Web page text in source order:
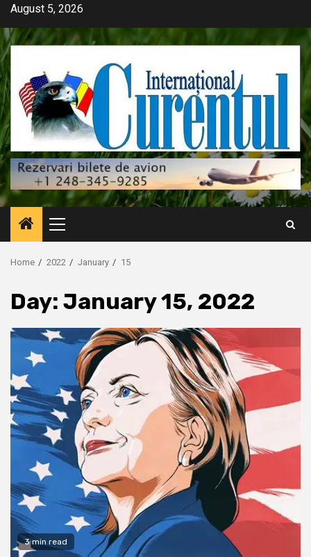
Skip
content
August 5, 2026
Primary
Menu
Home 2022 January 15
Day: January 15, 2022
3 min read